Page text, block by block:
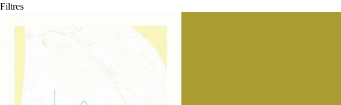
Filtres